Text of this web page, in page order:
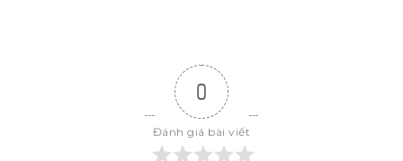
0
Đánh giá bài viết